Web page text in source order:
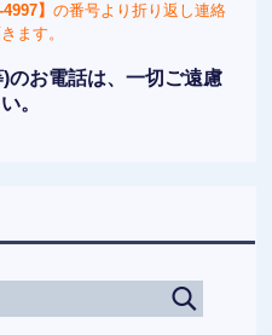
】 の番号より折り返し連絡
ます。
お電話は、一切ご遠慮
。